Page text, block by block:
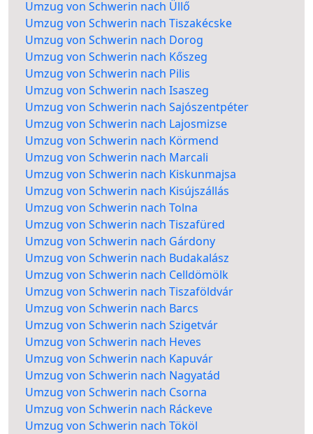
Umzug von Schwerin nach Üllő
Umzug von Schwerin nach Tiszakécske
Umzug von Schwerin nach Dorog
Umzug von Schwerin nach Kőszeg
Umzug von Schwerin nach Pilis
Umzug von Schwerin nach Isaszeg
Umzug von Schwerin nach Sajószentpéter
Umzug von Schwerin nach Lajosmizse
Umzug von Schwerin nach Körmend
Umzug von Schwerin nach Marcali
Umzug von Schwerin nach Kiskunmajsa
Umzug von Schwerin nach Kisújszállás
Umzug von Schwerin nach Tolna
Umzug von Schwerin nach Tiszafüred
Umzug von Schwerin nach Gárdony
Umzug von Schwerin nach Budakalász
Umzug von Schwerin nach Celldömölk
Umzug von Schwerin nach Tiszaföldvár
Umzug von Schwerin nach Barcs
Umzug von Schwerin nach Szigetvár
Umzug von Schwerin nach Heves
Umzug von Schwerin nach Kapuvár
Umzug von Schwerin nach Nagyatád
Umzug von Schwerin nach Csorna
Umzug von Schwerin nach Ráckeve
Umzug von Schwerin nach Tököl